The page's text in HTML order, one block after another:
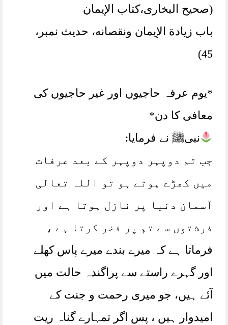
(صحیح البخاری،ﻛﺘﺎﺏ اﻹﻳﻤﺎﻥ
ﺑﺎﺏ ﺯﻳﺎﺩﺓ اﻹﻳﻤﺎﻥ ﻭﻧﻘﺼﺎﻧﻪ، حدیث نمبر،
45)
*یوم عرفہ حاجیوں اور غیر حاجیوں کی
معافی کا دن*
نبیﷺ نے فرمایا:
جب تم دوپہر دوپہر کے بعد عرفات
میں کھڑے ہوتے ہو تو اللہ تعالی
آسمان دنیا پر نازل ہوتا ہے اور
فرشتوں سے تم پر فخر کرتا ہے ،
فرماتا ہے کہ میرے بندے میرے پاس کھلے
اور گہرے راستے سے پراگندہ حالت میں
آئے ہیں، جو میری رحمت و جنت کے
امیدوار ہیں ، پس اگر تمہارے گناہ ریت